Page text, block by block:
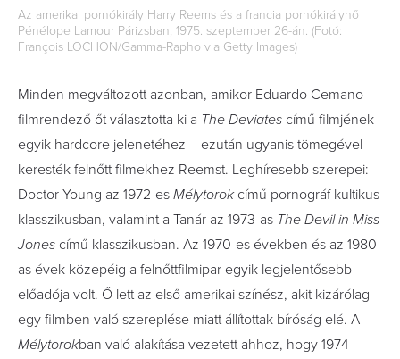
Az amerikai pornókirály Harry Reems és a francia pornókirálynő
Pénélope Lamour Párizsban, 1975. szeptember 26-án. (Fotó:
François LOCHON/Gamma-Rapho via Getty Images)
Minden megváltozott azonban, amikor Eduardo Cemano
filmrendező őt választotta ki a The Deviates című filmjének
egyik hardcore jelenetéhez – ezután ugyanis tömegével
keresték felnőtt filmekhez Reemst. Leghíresebb szerepei:
Doctor Young az 1972-es Mélytorokcímű pornográf kultikus
klasszikusban, valamint a Tanár az 1973-as The Devil in Miss
Jones című klasszikusban. Az 1970-es években és az 1980-
as évek közepéig a felnőttfilmipar egyik legjelentősebb
előadója volt. Ő lett az első amerikai színész, akit kizárólag
egy filmben való szereplése miatt állítottak bíróság elé. A
Mélytorokban való alakítása vezetett ahhoz, hogy 1974